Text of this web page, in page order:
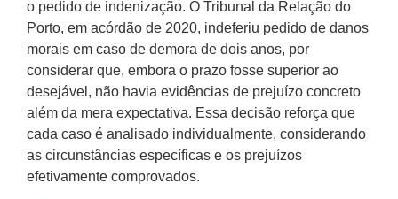
o pedido de indenização. O Tribunal da Relação do
Porto, em acórdão de 2020, indeferiu pedido de danos
morais em caso de demora de dois anos, por
considerar que, embora o prazo fosse superior ao
desejável, não havia evidências de prejuízo concreto
além da mera expectativa. Essa decisão reforça que
cada caso é analisado individualmente, considerando
as circunstâncias específicas e os prejuízos
efetivamente comprovados.